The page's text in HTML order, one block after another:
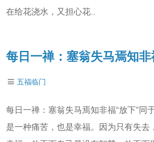
在给花浇水，又担心花..
每日一禅：塞翁失马焉知非
五福临门
每日一禅：塞翁失马焉知非福“放下”同
是一种痛苦，也是幸福。因为只有失去